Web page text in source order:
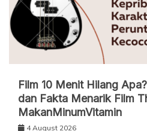
Film 10 Menit Hilang
dan Fakta Menarik Film
MakanMinumVitamin
4 August 2026